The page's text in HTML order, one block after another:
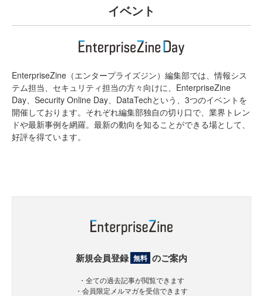
イベント
EnterpriseZine（エンタープライズジン）編集部では、情報シス
テム担当、セキュリティ担当の方々向けに、EnterpriseZine
Day、Security Online Day、DataTechという、3つのイベントを
開催しております。それぞれ編集部独自の切り口で、業界トレン
ドや最新事例を網羅。最新の動向を知ることができる場として、
好評を得ています。
新規会員登録 無料 のご案内
・全ての過去記事が閲覧できます
・会員限定メルマガを受信できます